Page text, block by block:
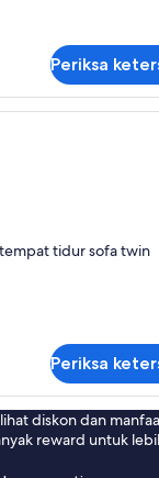
Periksa
Kabin
tidur sofa twin
Periksa
diskon dan
reward untuk